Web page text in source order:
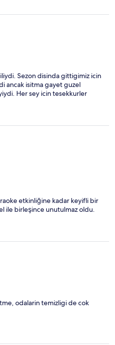
Sezon disinda gittigimiz icin
ancak isitma gayet guzel
Her sey icin tesekkurler
etkinliğine kadar keyifli bir
ile birleşince unutulmaz oldu.
odalarin temizligi de cok